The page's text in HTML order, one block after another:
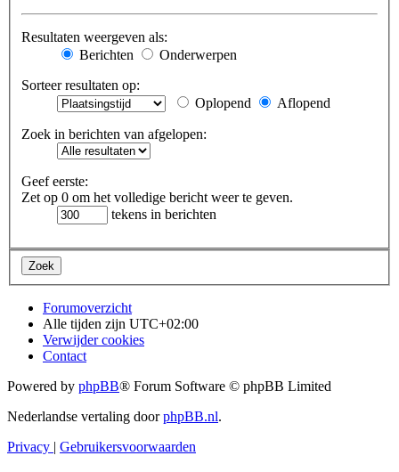
Resultaten weergeven als:
Berichten
Onderwerpen
Sorteer resultaten op:
Oplopend
Aflopend
Zoek in berichten van afgelopen:
Geef eerste:
Zet op 0 om het volledige bericht weer te geven.
tekens in berichten
Forumoverzicht
Alle tijden zijn UTC+02:00
Verwijder cookies
Contact
Powered by phpBB® Forum Software © phpBB Limited
Nederlandse vertaling doorphpBB.nl.
Privacy | Gebruikersvoorwaarden